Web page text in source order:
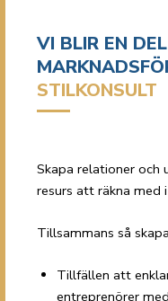
VI BLIR EN
STILKONSULT
Skapa relationer och
resurs att räkna med
Tillsammans så
Tillfällen att
entreprenörer